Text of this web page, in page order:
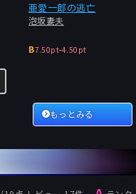
亜愛一郎の逃亡
泡坂妻夫
B7.50pt-4.50pt
もっとみる